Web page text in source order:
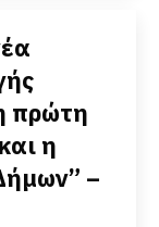
πρώτη
η
–